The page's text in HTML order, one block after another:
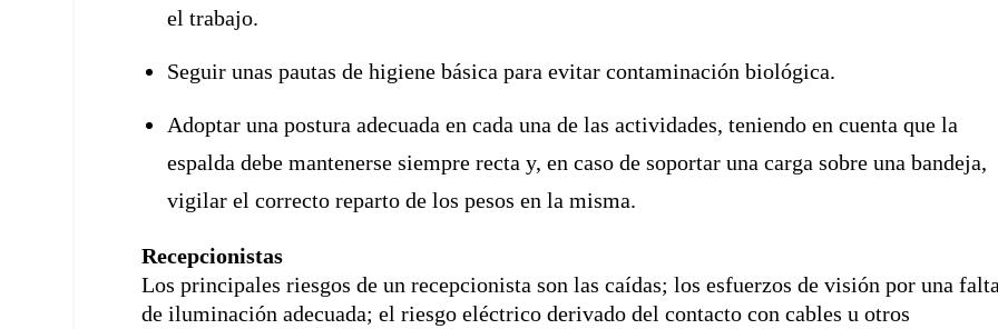
el trabajo.
Seguir unas pautas de higiene básica para evitar contaminación biológica.
Adoptar una postura adecuada en cada una de las actividades, teniendo en cuenta que la
espalda debe mantenerse siempre recta y, en caso de soportar una carga sobre una bandeja,
vigilar el correcto reparto de los pesos en la misma.
Recepcionistas
Los principales riesgos de un recepcionista son las caídas; los esfuerzos de visión por una
de iluminación adecuada; el riesgo eléctrico derivado del contacto con cables u otros